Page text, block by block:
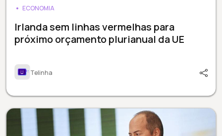
ECONOMIA
Irlanda sem linhas vermelhas para
próximo orçamento plurianual da UE
Telinha